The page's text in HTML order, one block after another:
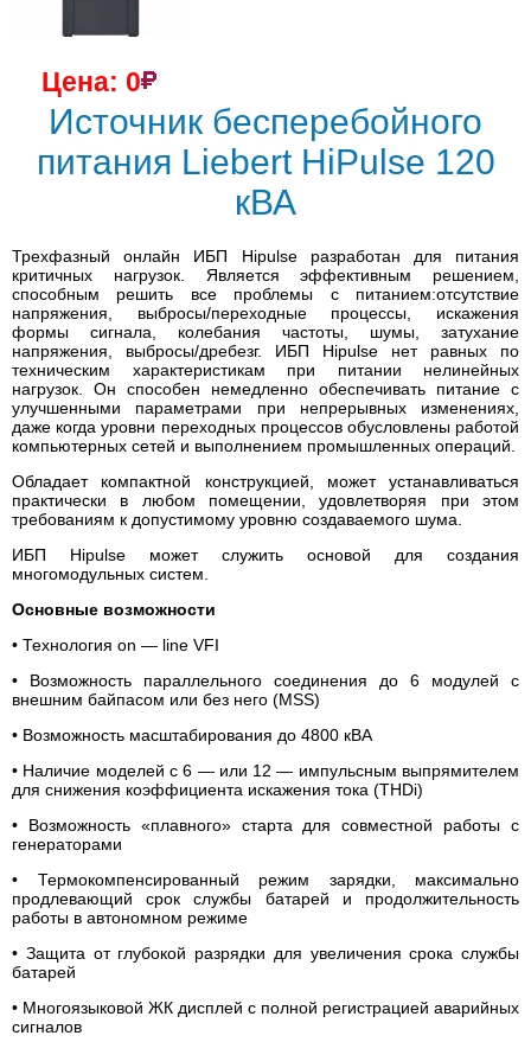
Цена: 0
Источник бесперебойного
питания Liebert HiPulse 120
кВА
Трехфазный онлайн ИБП Hipulse разработан для питания
критичных нагрузок. Является эффективным решением,
способным решить все проблемы с питанием:отсутствие
напряжения, выбросы/переходные процессы, искажения
формы сигнала, колебания частоты, шумы, затухание
напряжения, выбросы/дребезг. ИБП Hipulse нет равных по
техническим характеристикам при питании нелинейных
нагрузок. Он способен немедленно обеспечивать питание с
улучшенными параметрами при непрерывных изменениях,
даже когда уровни переходных процессов обусловлены работой
компьютерных сетей и выполнением промышленных операций.
Обладает компактной конструкцией, может устанавливаться
практически в любом помещении, удовлетворяя при этом
требованиям к допустимому уровню создаваемого шума.
ИБП Hipulse может служить основой для создания
многомодульных систем.
Основные возможности
• Технология оn — line VFI
• Возможность параллельного соединения до 6 модулей с
внешним байпасом или без него (MSS)
• Возможность масштабирования до 4800 кВА
• Наличие моделей с 6 — или 12 — импульсным выпрямителем
для снижения коэффициента искажения тока (THDi)
• Возможность «плавного» старта для совместной работы с
генераторами
• Термокомпенсированный режим зарядки, максимально
продлевающий срок службы батарей и продолжительность
работы в автономном режиме
• Защита от глубокой разрядки для увеличения срока службы
батарей
• Многоязыковой ЖК дисплей с полной регистрацией аварийных
сигналов